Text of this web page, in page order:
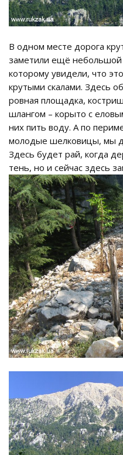
В одном месте дорога
заметили ещё небольшой
которому увидели, что
крутыми скалами. Здесь
ровная площадка,
шлангом – корыто с
них пить воду. А по
молодые шелковицы, мы
Здесь будет рай, когда
тень, но и сейчас здесь